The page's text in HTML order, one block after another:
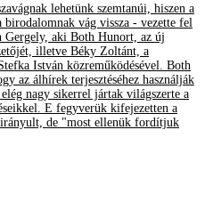
lehetünk szemtanúi, hiszen a
vág vissza - vezette fel
Gergely, aki Both Hunort, az új
illetve Béky Zoltánt, a
István közreműködésével. Both
az álhírek terjesztéséhez használják
nagy sikerrel jártak világszerte a
E fegyverük kifejezetten a
irányult, de "most ellenük fordítjuk